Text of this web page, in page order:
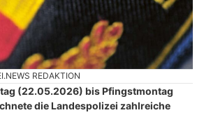
REDAKTION
(22.05.2026) bis Pfingstmontag
die Landespolizei zahlreiche